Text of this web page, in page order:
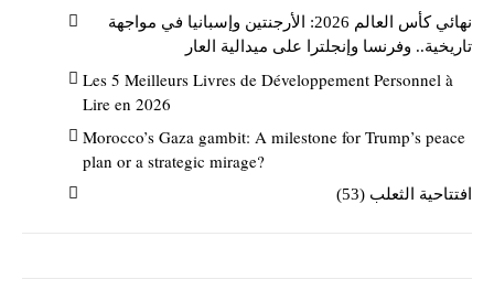
نهائي كأس العالم 2026: الأرجنتين وإسبانيا في مواجهة
تاريخية.. وفرنسا وإنجلترا على ميدالية العار
Les 5 Meilleurs Livres de Développement Personnel à
Lire en 2026
Morocco’s Gaza gambit: A milestone for Trump’s peace
plan or a strategic mirage?
افتتاحية الثعلب (53)